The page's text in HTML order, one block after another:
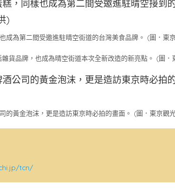
成為第二間受邀進駐晴空街道的台灣美食品牌。 (圖．東
貨品牌，也成為晴空街道本次全新改造的新亮點。 (圖
的黃金泡沫，更是造訪東京時必拍的畫面。 (圖．東京觀
tcn/